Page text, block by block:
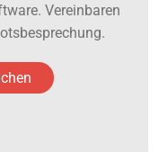
Vereinbaren